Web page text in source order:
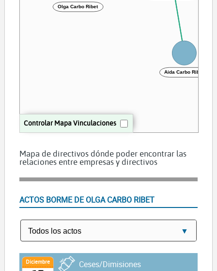
Controlar Mapa Vinculaciones
Olga Carbo Ribet
Aida Carbo Ribet
Mapa de directivos dónde poder encontrar las
relaciones entre empresas y directivos
ACTOS BORME DE OLGA CARBO RIBET
Diciembre Ceses/Dimisiones